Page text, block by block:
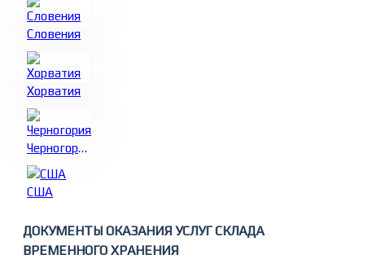
Словения
Хорватия
Черногория
США
ДОКУМЕНТЫ ОКАЗАНИЯ УСЛУГ СКЛАДА
ВРЕМЕННОГО ХРАНЕНИЯ